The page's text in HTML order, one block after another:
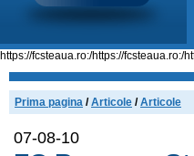
https://fcsteaua.ro:/https://fcsteaua.ro:/
Prima pagina /Articole /Articole
07-08-10